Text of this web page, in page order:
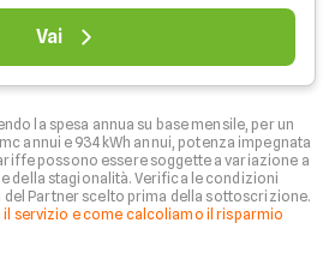
Vai
la spesa annua su base mensile, per un
annui e 934 kWh annui, potenza impegnata
possono essere soggette a variazione a
della stagionalità. Verifica le condizioni
Partner scelto prima della sottoscrizione.
servizio e come calcoliamo il risparmio